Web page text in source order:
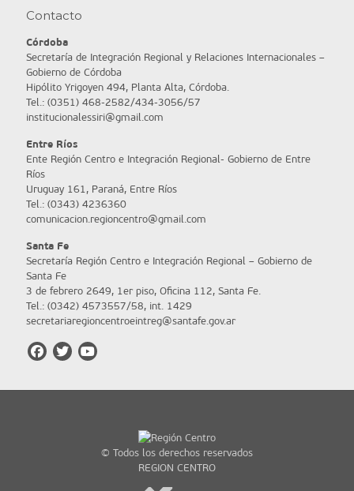
Contacto
Córdoba
Secretaría de Integración Regional y Relaciones Internacionales –
Gobierno de Córdoba
Hipólito Yrigoyen 494, Planta Alta, Córdoba.
Tel.: (0351) 468-2582/434-3056/57
institucionalessiri@gmail.com
Entre Ríos
Ente Región Centro e Integración Regional- Gobierno de Entre
Ríos
Uruguay 161, Paraná, Entre Ríos
Tel.: (0343) 4236360
comunicacion.regioncentro@gmail.com
Santa Fe
Secretaría Región Centro e Integración Regional – Gobierno de
Santa Fe
3 de febrero 2649, 1er piso, Oficina 112, Santa Fe.
Tel.: (0342) 4573557/58, int. 1429
secretariaregioncentroeintreg@santafe.gov.ar
© Todos los derechos reservados
REGION CENTRO